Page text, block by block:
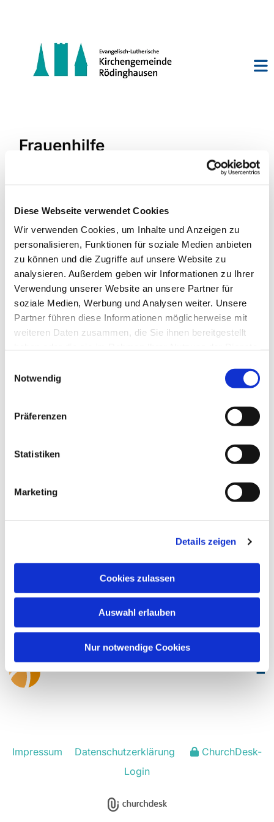
Diese Webseite verwendet Cookies
Wir verwenden Cookies, um Inhalte und Anzeigen zu
personalisieren, Funktionen für soziale Medien anbieten
zu können und die Zugriffe auf unsere Website zu
analysieren. Außerdem geben wir Informationen zu Ihrer
Verwendung unserer Website an unsere Partner für
soziale Medien, Werbung und Analysen weiter. Unsere
Partner führen diese Informationen möglicherweise mit
weiteren Daten zusammen, die Sie ihnen bereitgestellt
Notwendig
Präferenzen
Statistiken
Marketing
Details zeigen
Cookies zulassen
Auswahl erlauben
Nur notwendige Cookies
Frauenhilfe
Mittwoch, 27. Oktober 2027, 15:00
Rödinghausen
hf-kg-roedinghausen@kirchenkreis-herford.de
Impressum Datenschutzerklärung
ChurchDesk-
Login